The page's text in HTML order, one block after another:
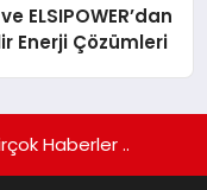
ELSIPOWER’dan
Enerji Çözümleri
Haberler ..